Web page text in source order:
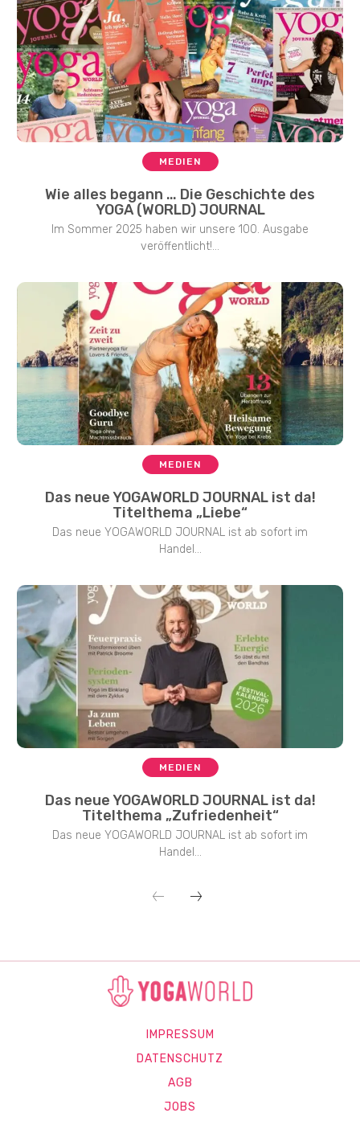
MEDIEN
Wie alles begann … Die Geschichte des
YOGA (WORLD) JOURNAL
Im Sommer 2025 haben wir unsere 100. Ausgabe
veröffentlicht!...
MEDIEN
Das neue YOGAWORLD JOURNAL ist da!
Titelthema „Liebe“
Das neue YOGAWORLD JOURNAL ist ab sofort im
Handel...
MEDIEN
Das neue YOGAWORLD JOURNAL ist da!
Titelthema „Zufriedenheit“
Das neue YOGAWORLD JOURNAL ist ab sofort im
Handel...
IMPRESSUM
DATENSCHUTZ
AGB
JOBS